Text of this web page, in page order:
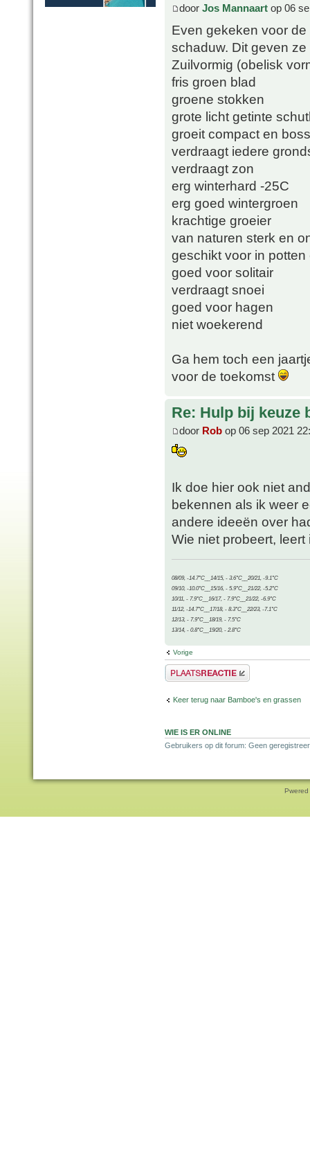
door Jos Mannaart op 06
Even gekeken voor
schaduw. Dit geven
Zuilvormig (obelisk
fris groen blad
groene stokken
grote licht getinte
groeit compact en
verdraagt iedere
verdraagt zon
erg winterhard -25C
erg goed wintergroen
krachtige groeier
van naturen sterk en
geschikt voor in
goed voor solitair
verdraagt snoei
goed voor hagen
niet woekerend
Ga hem toch een
voor de toekomst
Re: Hulp bij keuze
door Rob op 06 sep 2021
Ik doe hier ook niet
bekennen als ik weer
andere ideeën over
Wie niet probeert,
08/09, -14.7°C__14/15, - 3.6°C__20/21, -9.1°C
09/10, -10.0°C__15/16, - 5.9°C__21/22, -5.2°C
10/11, - 7.9°C__16/17, - 7.9°C__21/22, -6.9°C
11/12, -14.7°C__17/18, - 8.3°C__22/23, -7.1°C
12/13, - 7.9°C__18/19, - 7.5°C
13/14, - 0.8°C__19/20, - 2.8°C
Vorige
Plaats een reactie
Keer terug naar Bamboe's en grassen
WIE IS ER ONLINE
Gebruikers op dit forum: Geen